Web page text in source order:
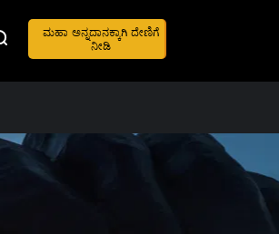
ಮಹಾ ಅನ್ನದಾನಕ್ಕಾಗಿ ದೇಣಿಗೆ
ನೀಡಿ